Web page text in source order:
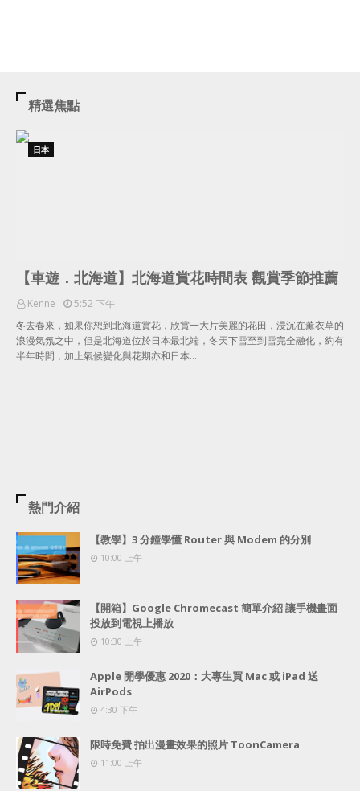
精選焦點
日本
【車遊．北海道】北海道賞花時間表 觀賞季節推薦
Kenne
5:52 下午
冬去春來，如果你想到北海道賞花，欣賞一大片美麗的花田，浸沉在薰衣草的
浪漫氣氛之中，但是北海道位於日本最北端，冬天下雪至到雪完全融化，約有
半年時間，加上氣候變化與花期亦和日本…
熱門介紹
【教學】3 分鐘學懂 Router 與 Modem 的分別
10:00 上午
【開箱】Google Chromecast 簡單介紹 讓手機畫面
投放到電視上播放
10:30 上午
Apple 開學優惠 2020：大專生買 Mac 或 iPad 送
AirPods
4:30 下午
限時免費 拍出漫畫效果的照片 ToonCamera
11:00 上午